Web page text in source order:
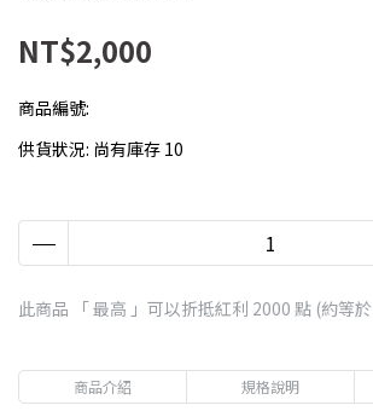
NT$2,000
商品編號:
供貨狀況: 尚有庫存 10
此商品 「 最高 」可以折抵紅利 2000 點 (約等於
商品介紹 規格說明